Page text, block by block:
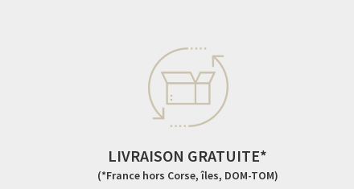
LIVRAISON GRATUITE*
(*France hors Corse, îles, DOM-TOM)